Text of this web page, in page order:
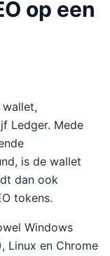
op een
Ledger. Mede
is de wallet
dan ook
tokens.
Windows
Linux en Chrome